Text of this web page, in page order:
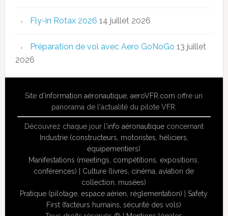
Fly-in Rotax 2026 14 juillet 2026
Préparation de vol avec Aero GoNoGo 13 juillet
2026
Site d'information aéronautique ,aeroVFR.com offre un
panorama de l'actualité du pilote VFR.
Découvrez chaque jour l'info aéronautiqueconcernant
Industrie (constructeurs, motoristes, héliciers,
équipementiers)
Manifestations (meetings, compétitions, expositions,
conférences)
Culture (livres, cinéma, aviation de
collection, musées)
Pratique (pilotage, espace aérien, réglementation) |Safety
First (facteurs humains, sécurité des vols)